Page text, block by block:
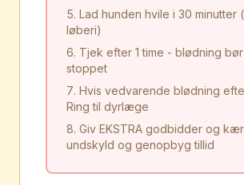
Lad hunden hvile i 30 minutter
løberi)
Tjek efter 1 time - blødning
stoppet
Hvis vedvarende blødning
Ring til dyrlæge
Giv EKSTRA godbidder og
undskyld og genopbyg tillid